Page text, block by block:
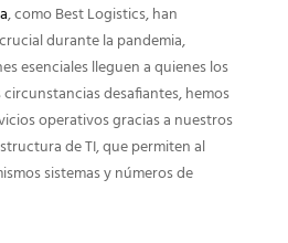
, como Best Logistics, han
durante la pandemia,
esenciales lleguen a quienes los
circunstancias desafiantes, hemos
operativos gracias a nuestros
de TI, que permiten al
sistemas y números de